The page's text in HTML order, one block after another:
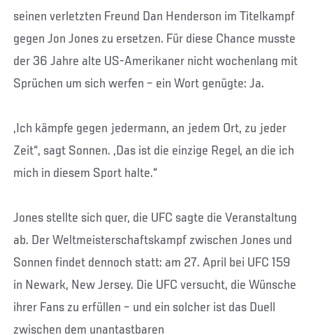
seinen verletzten Freund Dan Henderson im Titelkampf
gegen Jon Jones zu ersetzen. Für diese Chance musste
der 36 Jahre alte US-Amerikaner nicht wochenlang mit
Sprüchen um sich werfen – ein Wort genügte: Ja.
„Ich kämpfe gegen jedermann, an jedem Ort, zu jeder
Zeit“, sagt Sonnen. „Das ist die einzige Regel, an die ich
mich in diesem Sport halte.“
Jones stellte sich quer, die UFC sagte die Veranstaltung
ab. Der Weltmeisterschaftskampf zwischen Jones und
Sonnen findet dennoch statt: am 27. April bei UFC 159
in Newark, New Jersey. Die UFC versucht, die Wünsche
ihrer Fans zu erfüllen – und ein solcher ist das Duell
zwischen dem unantastbaren